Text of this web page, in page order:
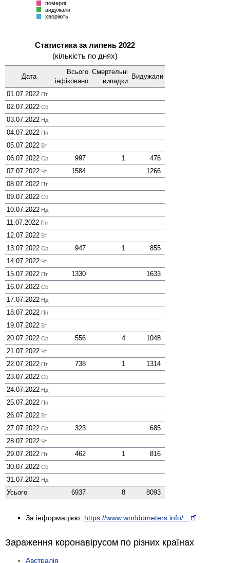
померлі
видужали
хворіють
Статистика за липень 2022
(кількість по днях)
Дата
Всього
інфі­ковано
Смер­тельні
випадки
Виду­жали
01.07.2022 Пт
02.07.2022 Сб
03.07.2022 Нд
04.07.2022 Пн
05.07.2022 Вт
06.07.2022 Ср 997 1
476
07.07.2022 Чт 1584
1266
08.07.2022 Пт
09.07.2022 Сб
10.07.2022 Нд
11.07.2022 Пн
12.07.2022 Вт
13.07.2022 Ср 947 1
855
14.07.2022 Чт
15.07.2022 Пт 1330
1633
16.07.2022 Сб
17.07.2022 Нд
18.07.2022 Пн
19.07.2022 Вт
20.07.2022 Ср 556 4
1048
21.07.2022 Чт
22.07.2022 Пт 738 1
1314
23.07.2022 Сб
24.07.2022 Нд
25.07.2022 Пн
26.07.2022 Вт
27.07.2022 Ср 323
685
28.07.2022 Чт
29.07.2022 Пт 462 1
816
30.07.2022 Сб
31.07.2022 Нд
Усього 6937 8 8093
За інформацією: https://www.worldometers.info/...
Зараження коронавірусом по різних країнах
Австралія